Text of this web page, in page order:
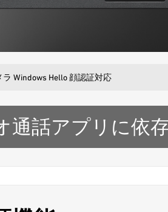
ラ Windows Hello 顔認証対応
通話アプリに依